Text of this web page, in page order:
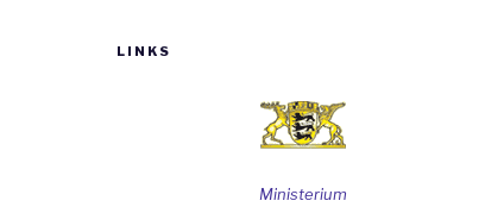
LINKS
Ministerium